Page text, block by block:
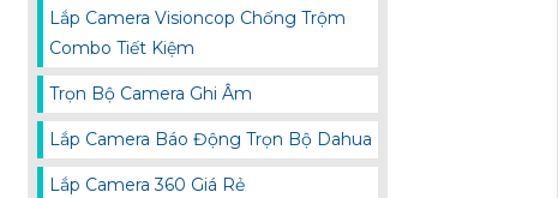
Lắp Camera Visioncop Chống Trộm
Combo Tiết Kiệm
Trọn Bộ Camera Ghi Âm
Lắp Camera Báo Động Trọn Bộ Dahua
Lắp Camera 360 Giá Rẻ